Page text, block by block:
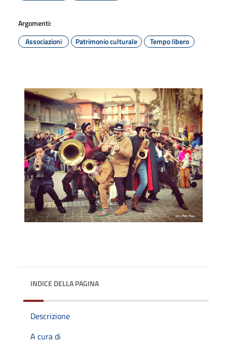
Argomenti:
Associazioni
Patrimonio culturale Tempo libero
INDICE DELLA PAGINA
Descrizione
A cura di